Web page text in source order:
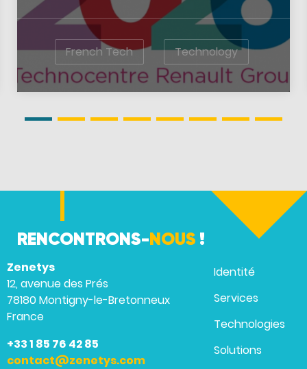
French Tech Technology
RENCONTRONS-NOUS !
Zenetys
12, avenue des Prés
78180 Montigny-le-Bretonneux
France
+33 1 85 76 42 85
contact@zenetys.com
Identité
Services
Technologies
Solutions